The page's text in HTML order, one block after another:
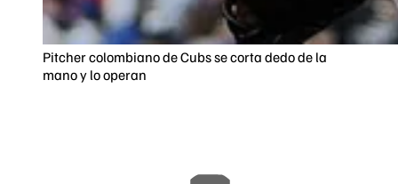
Pitcher colombiano de Cubs se corta dedo de la
mano y lo operan